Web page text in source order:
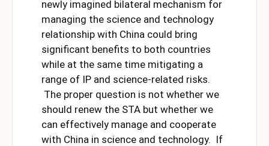
newly imagined bilateral mechanism for
managing the science and technology
relationship with China could bring
significant benefits to both countries
while at the same time mitigating a
range of IP and science-related risks.
The proper question is not whether we
should renew the STA but whether we
can effectively manage and cooperate
with China in science and technology. If